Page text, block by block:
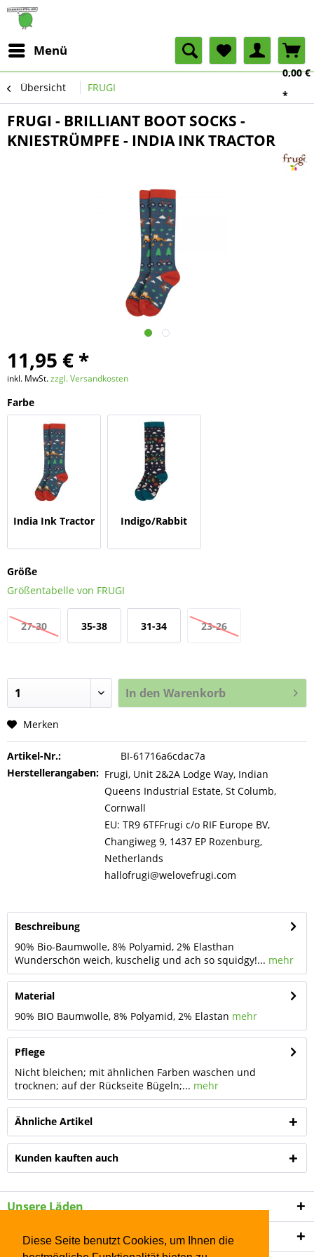
Diese Seite benutzt Cookies, um Ihnen die
Menü
0,00 €
*
Übersicht FRUGI
FRUGI - BRILLIANT BOOT SOCKS -
KNIESTRÜMPFE - INDIA INK TRACTOR
11,95 € *
inkl. MwSt.zzgl. Versandkosten
Farbe
India Ink Tractor Indigo/Rabbit
Größe
Größentabelle von FRUGI
27-30 35-38 31-34 23-26
In den Warenkorb
Merken
Artikel-Nr.:
BI-61716a6cdac7a
Herstellerangaben: Frugi, Unit 2&2A Lodge Way, Indian
Queens Industrial Estate, St Columb,
Cornwall
EU: TR9 6TFFrugi c/o RIF Europe BV,
Changiweg 9, 1437 EP Rozenburg,
Netherlands
hallofrugi@welovefrugi.com
Beschreibung
90% Bio-Baumwolle, 8% Polyamid, 2% Elasthan
Wunderschön weich, kuschelig und ach so squidgy!... mehr
Material
90% BIO Baumwolle, 8% Polyamid, 2% Elastan mehr
Pflege
Nicht bleichen; mit ähnlichen Farben waschen und
trocknen; auf der Rückseite Bügeln;... mehr
Ähnliche Artikel
Kunden kauften auch
Unsere Läden
Shop Service